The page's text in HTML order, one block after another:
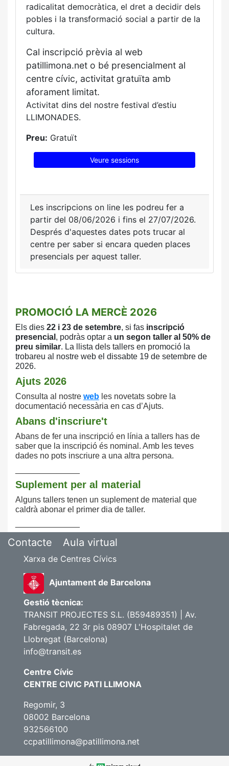
radicalitat democràtica, el dret a decidir dels
pobles i la transformació social a partir de la
cultura.
Cal inscripció prèvia al web
patillimona.net o bé presencialment al
centre cívic, activitat gratuïta amb
aforament limitat.
Activitat dins del nostre festival d’estiu
LLIMONADES.
Preu: Gratuït
Veure sessions
Les inscripcions on line les podreu fer a
partir del 08/06/2026 i fins el 27/07/2026.
Després d'aquestes dates pots trucar al
centre per saber si encara queden places
presencials per aquest taller.
PROMOCIÓ LA MERCÈ 2026
Els dies 22 i 23 de setembre, si fas inscripció
presencial , podràs optar a un segon taller al 50% de
preu similar. La llista dels tallers en promoció la
trobareu al nostre web el dissabte 19 de setembre de
2026.
Ajuts 2026
Consulta al nostre web les novetats sobre la
documentació necessària en cas d’Ajuts.
Abans d'inscriure't
Abans de fer una inscripció en línia a tallers has de
saber que la inscripció és nominal. Amb les teves
dades no pots inscriure a una altra persona.
Suplement per al material
Alguns tallers tenen un suplement de material que
caldrà abonar el primer dia de taller.
Contacte Aula virtual
Xarxa de Centres Cívics
Ajuntament de Barcelona
Gestió tècnica:
TRANSIT PROJECTES S.L. (B59489351) | Av.
Fabregada, 22 3r pis 08907 L'Hospitalet de
Llobregat (Barcelona)
info@transit.es
Centre Cívic
CENTRE CIVIC PATI LLIMONA
Regomir, 3
08002 Barcelona
932566100
ccpatillimona@patillimona.net